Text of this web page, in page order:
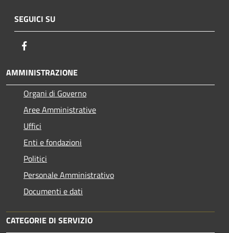
SEGUICI SU
AMMINISTRAZIONE
Organi di Governo
Aree Amministrative
Uffici
Enti e fondazioni
Politici
Personale Amministrativo
Documenti e dati
CATEGORIE DI SERVIZIO